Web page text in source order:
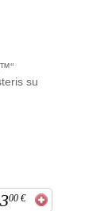
su
00 €